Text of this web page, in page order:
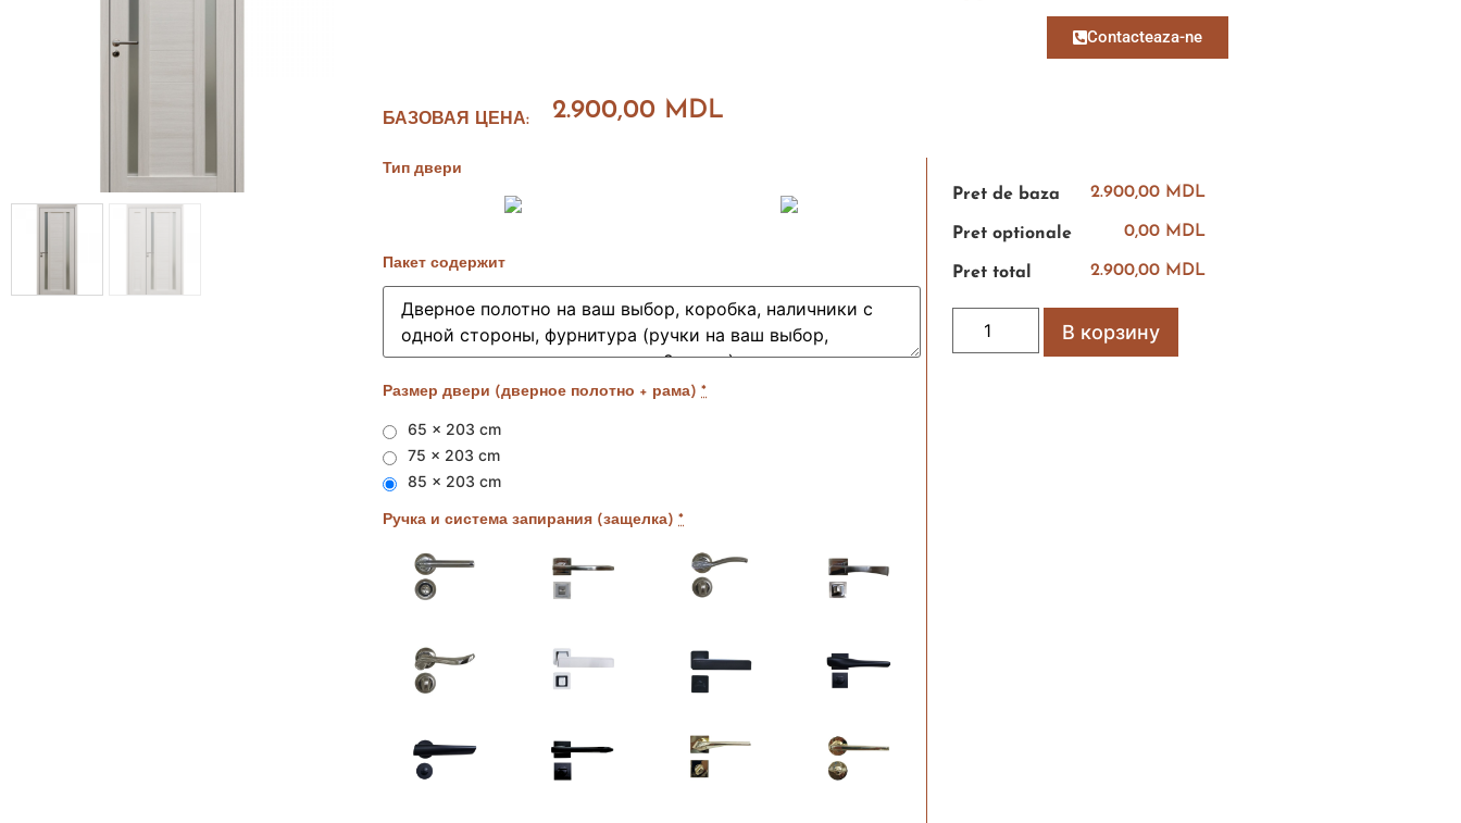
Contacteaza-ne
БАЗОВАЯ ЦЕНА: 2.900,00 MDL
Тип двери
Пакет содержит
Размер двери (дверное полотно + рама) *
65 x 203 cm
75 x 203 cm
85 x 203 cm
Ручка и система запирания (защелка) *
Pret de baza 2.900,00 MDL
Pret optionale 0,00 MDL
Pret total 2.900,00 MDL
В корзину